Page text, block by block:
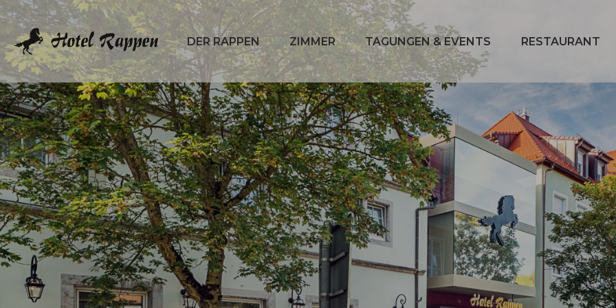
DER RAPPEN
Submenü
öffnen:
Der
Rappen
ZIMMER
Submenü
öffnen:
Zimmer
TAGUNGEN & EVENTS
Submenü
öffnen:
Tagungen
&
Events
RESTAURANT
Submenü
Restaurant